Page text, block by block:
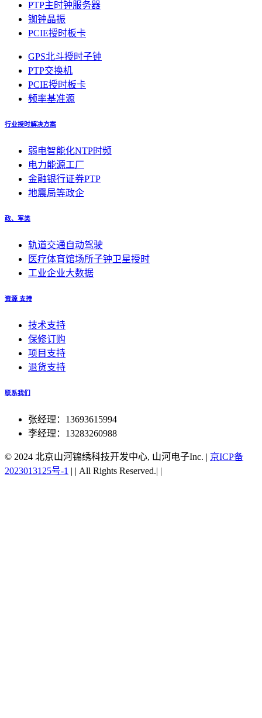
PTP主时钟服务器
铷钟晶振
PCIE授时板卡
GPS北斗授时子钟
PTP交换机
PCIE授时板卡
频率基准源
行业授时解决方案
弱电智能化NTP时频
电力能源工厂
金融银行证券PTP
地震局等政企
政、军类
轨道交通自动驾驶
医疗体育馆场所子钟卫星授时
工业企业大数据
资源 支持
技术支持
保修订购
项目支持
退货支持
联系我们
张经理：13693615994
李经理：13283260988
© 2024 北京山河锦绣科技开发中心, 山河电子Inc. | 京ICP备
2023013125号-1 | | All Rights Reserved.| |